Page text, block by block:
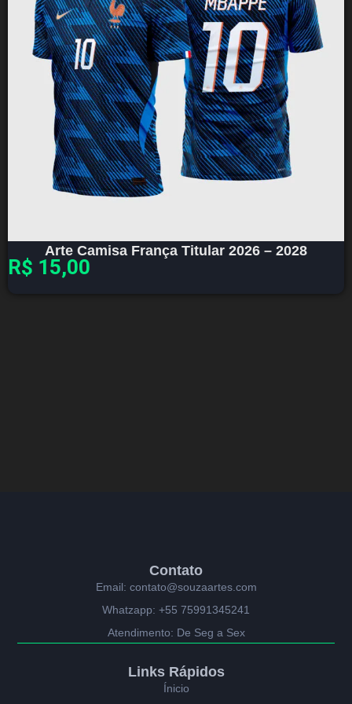
Arte Camisa França Titular 2026 – 2028
R$ 15,00
Contato
Email: contato@souzaartes.com
Whatzapp: +55 75991345241
Atendimento: De Seg a Sex
Links Rápidos
Ínicio